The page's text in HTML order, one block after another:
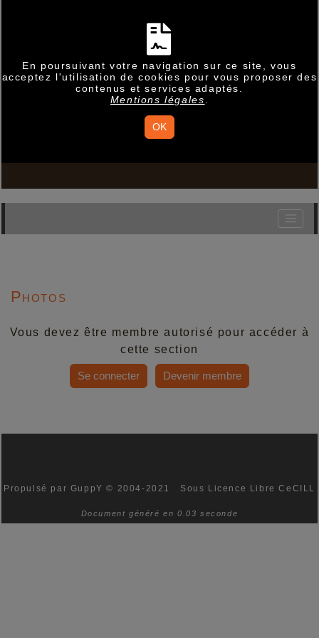
En poursuivant votre navigation sur ce site, vous
acceptez l'utilisation de cookies pour vous proposer des
contenus et services adaptés.
Mentions légales
OK
Photos
Vous devez être membre autorisé pour accéder à
cette section
Se connecter Devenir membre
Propulsé par GuppY© 2004-2021 Sous Licence Libre CeCILL
Document généré en 0.03 seconde